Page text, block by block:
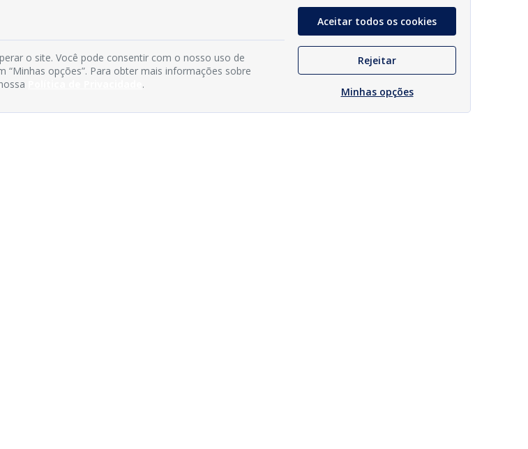
o site. Você pode consentir com o nosso uso de
opções”. Para obter mais informações sobre
.
Aceitar todos os cookies
Rejeitar
Minhas opções